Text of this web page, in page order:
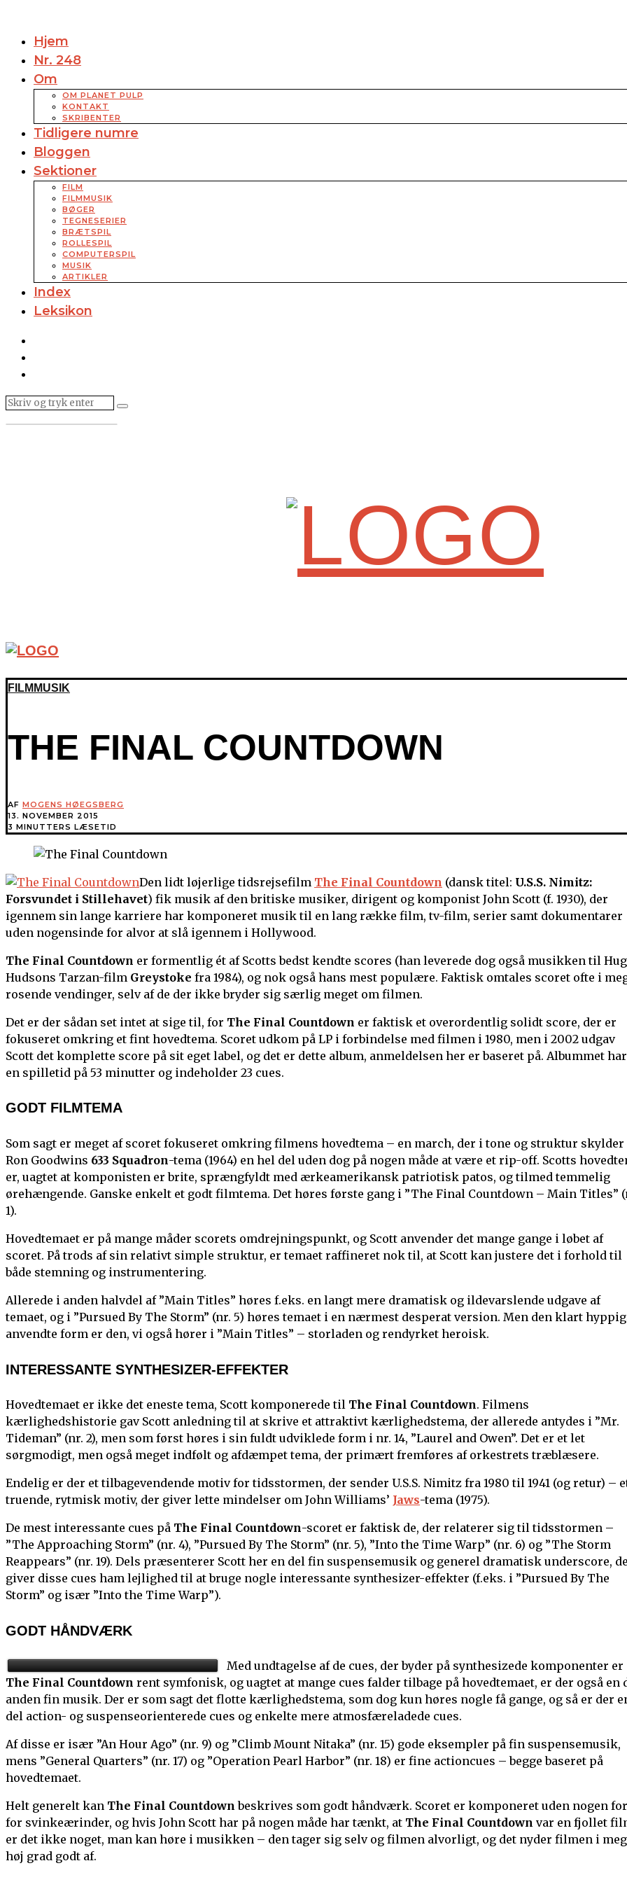
Hjem
Nr. 248
Om
OM PLANET PULP
KONTAKT
SKRIBENTER
Tidligere numre
Bloggen
Sektioner
FILM
FILMMUSIK
BØGER
TEGNESERIER
BRÆTSPIL
ROLLESPIL
COMPUTERSPIL
MUSIK
ARTIKLER
Index
Leksikon
FILMMUSIK
THE FINAL COUNTDOWN
AF MOGENS HØEGSBERG
13. NOVEMBER 2015
3 MINUTTERS LÆSETID
Den lidt løjerlige tidsrejsefilm The Final Countdown (dansk titel: U.S.S. Nimitz:
Forsvundet i Stillehavet) fik musik af den britiske musiker, dirigent og komponist John Scott (f. 1930), der
igennem sin lange karriere har komponeret musik til en lang række film, tv-film, serier samt dokumentarer
uden nogensinde for alvor at slå igennem i Hollywood.
The Final Countdown er formentlig ét af Scotts bedst kendte scores (han leverede dog også musikken til
Hudsons Tarzan-film Greystoke fra 1984), og nok også hans mest populære. Faktisk omtales scoret ofte i
rosende vendinger, selv af de der ikke bryder sig særlig meget om filmen.
Det er der sådan set intet at sige til, for The Final Countdown er faktisk et overordentlig solidt score, der er
fokuseret omkring et fint hovedtema. Scoret udkom på LP i forbindelse med filmen i 1980, men i 2002 udgav
Scott det komplette score på sit eget label, og det er dette album, anmeldelsen her er baseret på. Albummet har
en spilletid på 53 minutter og indeholder 23 cues.
GODT FILMTEMA
Som sagt er meget af scoret fokuseret omkring filmens hovedtema – en march, der i tone og struktur skylder
Ron Goodwins 633 Squadron-tema (1964) en hel del uden dog på nogen måde at være et rip-off. Scotts
er, uagtet at komponisten er brite, sprængfyldt med ærkeamerikansk patriotisk patos, og tilmed temmelig
ørehængende. Ganske enkelt et godt filmtema. Det høres første gang i ”The Final Countdown – Main Titles”
1).
Hovedtemaet er på mange måder scorets omdrejningspunkt, og Scott anvender det mange gange i løbet af
scoret. På trods af sin relativt simple struktur, er temaet raffineret nok til, at Scott kan justere det i forhold til
både stemning og instrumentering.
Allerede i anden halvdel af ”Main Titles” høres f.eks. en langt mere dramatisk og ildevarslende udgave af
temaet, og i ”Pursued By The Storm” (nr. 5) høres temaet i en nærmest desperat version. Men den klart
anvendte form er den, vi også hører i ”Main Titles” – storladen og rendyrket heroisk.
INTERESSANTE SYNTHESIZER-EFFEKTER
Hovedtemaet er ikke det eneste tema, Scott komponerede til The Final Countdown. Filmens
kærlighedshistorie gav Scott anledning til at skrive et attraktivt kærlighedstema, der allerede antydes i ”Mr.
Tideman” (nr. 2), men som først høres i sin fuldt udviklede form i nr. 14, ”Laurel and Owen”. Det er et let
sørgmodigt, men også meget indfølt og afdæmpet tema, der primært fremføres af orkestrets træblæsere.
Endelig er der et tilbagevendende motiv for tidsstormen, der sender U.S.S. Nimitz fra 1980 til 1941 (og retur) –
truende, rytmisk motiv, der giver lette mindelser om John Williams’ Jaws-tema (1975).
De mest interessante cues på The Final Countdown-scoret er faktisk de, der relaterer sig til tidsstormen –
”The Approaching Storm” (nr. 4), ”Pursued By The Storm” (nr. 5), ”Into the Time Warp” (nr. 6) og ”The Storm
Reappears” (nr. 19). Dels præsenterer Scott her en del fin suspensemusik og generel dramatisk underscore,
giver disse cues ham lejlighed til at bruge nogle interessante synthesizer-effekter (f.eks. i ”Pursued By The
Storm” og især ”Into the Time Warp”).
GODT HÅNDVÆRK
Med undtagelse af de cues, der byder på synthesizede komponenter er
The Final Countdown rent symfonisk, og uagtet at mange cues falder tilbage på hovedtemaet, er der også en
anden fin musik. Der er som sagt det flotte kærlighedstema, som dog kun høres nogle få gange, og så er der
del action- og suspenseorienterede cues og enkelte mere atmosfæreladede cues.
Af disse er især ”An Hour Ago” (nr. 9) og ”Climb Mount Nitaka” (nr. 15) gode eksempler på fin suspensemusik,
mens ”General Quarters” (nr. 17) og ”Operation Pearl Harbor” (nr. 18) er fine actioncues – begge baseret på
hovedtemaet.
Helt generelt kan The Final Countdown beskrives som godt håndværk. Scoret er komponeret uden nogen
for svinkeærinder, og hvis John Scott har på nogen måde har tænkt, at The Final Countdown var en fjollet
er det ikke noget, man kan høre i musikken – den tager sig selv og filmen alvorligt, og det nyder filmen i
høj grad godt af.